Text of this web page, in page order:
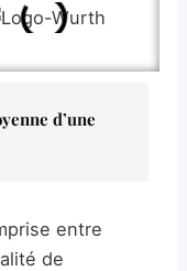
d’une
entre
de